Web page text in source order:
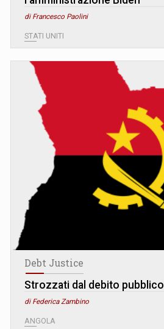
di Francesco Paolini
STATI UNITI
Debt Justice
Strozzati dal debito pubblico
di Federica Zambino
ANGOLA